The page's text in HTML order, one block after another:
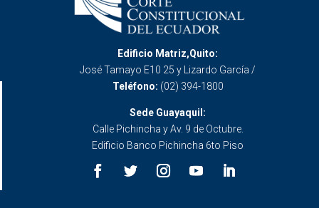
Edificio Matriz,Quito:
José Tamayo E10 25 y Lizardo García /
Teléfono: (02) 394-1800
Sede Guayaquil:
Calle Pichincha y Av. 9 de Octubre.
Edificio Banco Pichincha 6to Piso